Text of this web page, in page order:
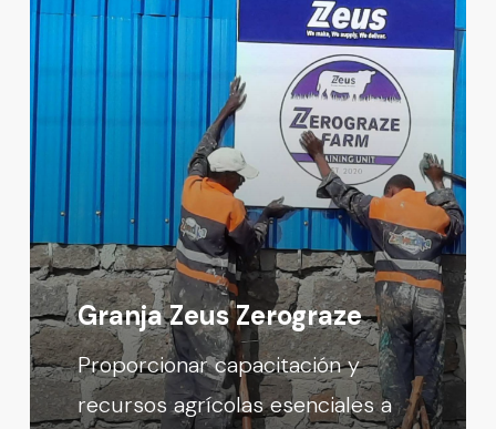
Granja Zeus Zerograze
Proporcionar capacitación y
recursos agrícolas esenciales a